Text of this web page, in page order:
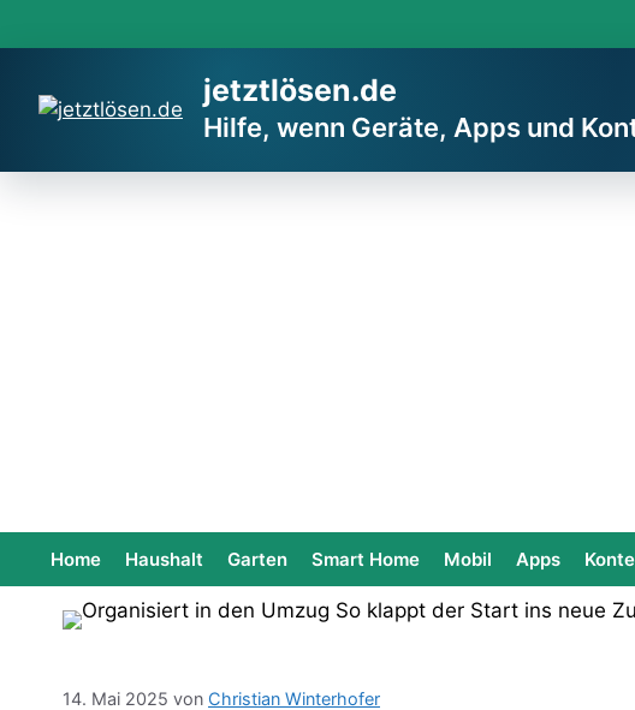
Inhalt
jetztlösen.de
Hilfe, wenn Geräte, Apps und
Home Haushalt Garten Smart Home Mobil Apps
14. Mai 2025 von Christian Winterhofer